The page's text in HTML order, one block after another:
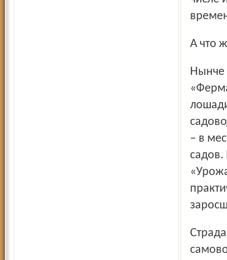
А что
Нынче – увы, зачастую как в песне Новеллы Матвеевой:
– в
Страдают соседи, а ничего сделать не могут. Разве что